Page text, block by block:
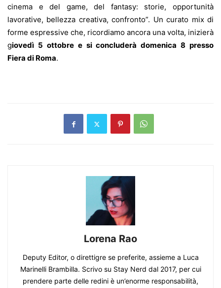
cinema e del game, del fantasy: storie, opportunità
lavorative, bellezza creativa, confronto”. Un curato mix di
forme espressive che, ricordiamo ancora una volta, inizierà
giovedì 5 ottobre e si concluderà domenica 8 presso
Fiera di Roma.
Lorena Rao
Deputy Editor, o direttigre se preferite, assieme a Luca
Marinelli Brambilla. Scrivo su Stay Nerd dal 2017, per cui
prendere parte delle redini è un’enorme responsabilità,